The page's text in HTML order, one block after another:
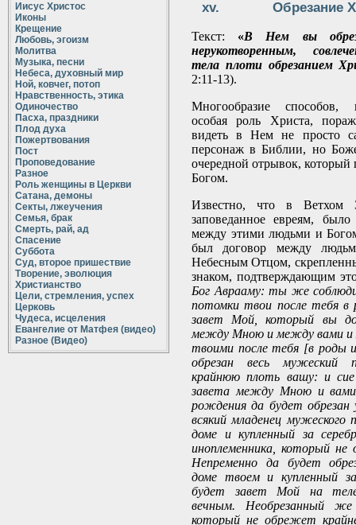
Иисус Христос
Иконы
Крещение
Любовь, эгоизм
Молитва
Музыка, песни
Небеса, духовный мир
Ной, ковчег, потоп
Нравственность, этика
Одиночество
Пасха, праздники
Плод духа
Пожертвования
Пост
Проповедование
Разное
Роль женщины в Церкви
Сатана, демоны
Секты, лжеучения
Семья, брак
Смерть, рай, ад
Спасение
Суббота
Суд, второе пришествие
Творение, эволюция
Христианство
Цели, стремления, успех
Церковь
Чудеса, исцеления
Евангелие от Матфея (видео)
Разное (Видео)
Обрезание
Текст: «В Нем вы
нерукотворенным,
тела плоти обрезанием
2:11-13).
Многообразие способов,
особая роль Христа,
видеть в Нем не просто
персонаж в Библии, но
очередной отрывок, который
Богом.
Известно, что в Ветхом
заповеданное евреям, было
между этими людьми и
был договор между
Небесным Отцом,
знаком, подтверждающим
Бог Аврааму: ты же
потомки твои после тебя в
завет Мой, который вы
между Мною и между вами
твоими после тебя [в роды
обрезан весь мужеский
крайнюю плоть вашу: и
завета между Мною и
рождения да будет
всякий младенец
доме и купленный за
иноплеменника, который не
Непременно да будет
доме твоем и купленный
будет завет Мой на
вечным. Необрезанный же
который не обрежет